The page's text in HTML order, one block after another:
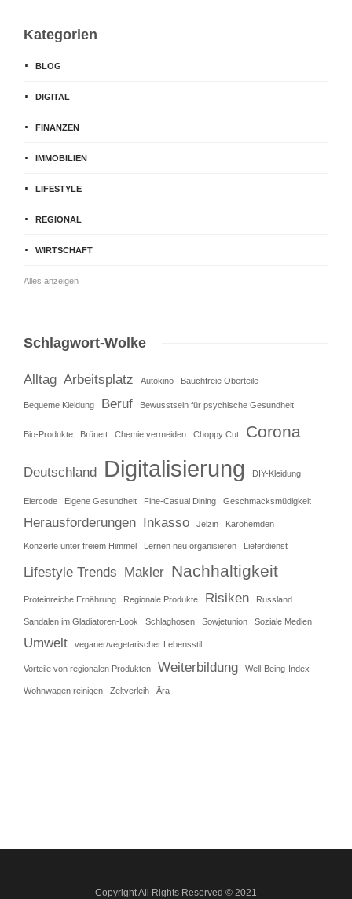
Kategorien
BLOG
DIGITAL
FINANZEN
IMMOBILIEN
LIFESTYLE
REGIONAL
WIRTSCHAFT
Alles anzeigen
Schlagwort-Wolke
Alltag Arbeitsplatz Autokino Bauchfreie Oberteile
Bequeme Kleidung Beruf Bewusstsein für psychische Gesundheit
Bio-Produkte Brünett Chemie vermeiden Choppy Cut Corona
Deutschland Digitalisierung DIY-Kleidung
Eiercode Eigene Gesundheit Fine-Casual Dining Geschmacksmüdigkeit
Herausforderungen Inkasso Jelzin Karohemden
Konzerte unter freiem Himmel Lernen neu organisieren Lieferdienst
Lifestyle Trends Makler Nachhaltigkeit
Proteinreiche Ernährung Regionale Produkte Risiken Russland
Sandalen im Gladiatoren-Look Schlaghosen Sowjetunion Soziale Medien
Umwelt veganer/vegetarischer Lebensstil
Vorteile von regionalen Produkten Weiterbildung Well-Being-Index
Wohnwagen reinigen Zeltverleih Ära
Copyright All Rights Reserved © 2021